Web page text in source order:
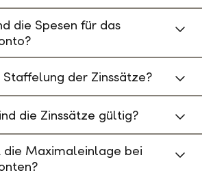
die Spesen für das
Staffelung der Zinssätze?
die Zinssätze gültig?
die Maximaleinlage bei